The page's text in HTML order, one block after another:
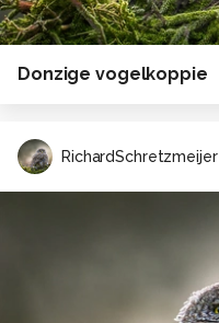
Donzige vogelkoppie
RichardSchretzmeijer